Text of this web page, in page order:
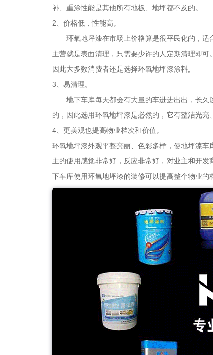
补、重涂性能是其他所有地板、地坪都不及的。
2、价格低，性能高。
环氧地坪漆在市场上价格算是很平民化的，适
主营就是表面清理，只需要少许的人定期清理即
因此大多数消费者还是选择环氧地坪漆涂料;
3、易清理。
地下车库每天都会有大量的车进进出出，长久
的，因此选用环氧地坪漆是必然的，它有整洁光亮
4、更美观也提高物业档次和价值。
环氧地坪漆外观平整亮丽、色彩多样，使地坪漆
主的使用感觉非常好，反应非常好，对业主和开
下车库使用环氧地坪漆的装修可以提高整个物业的